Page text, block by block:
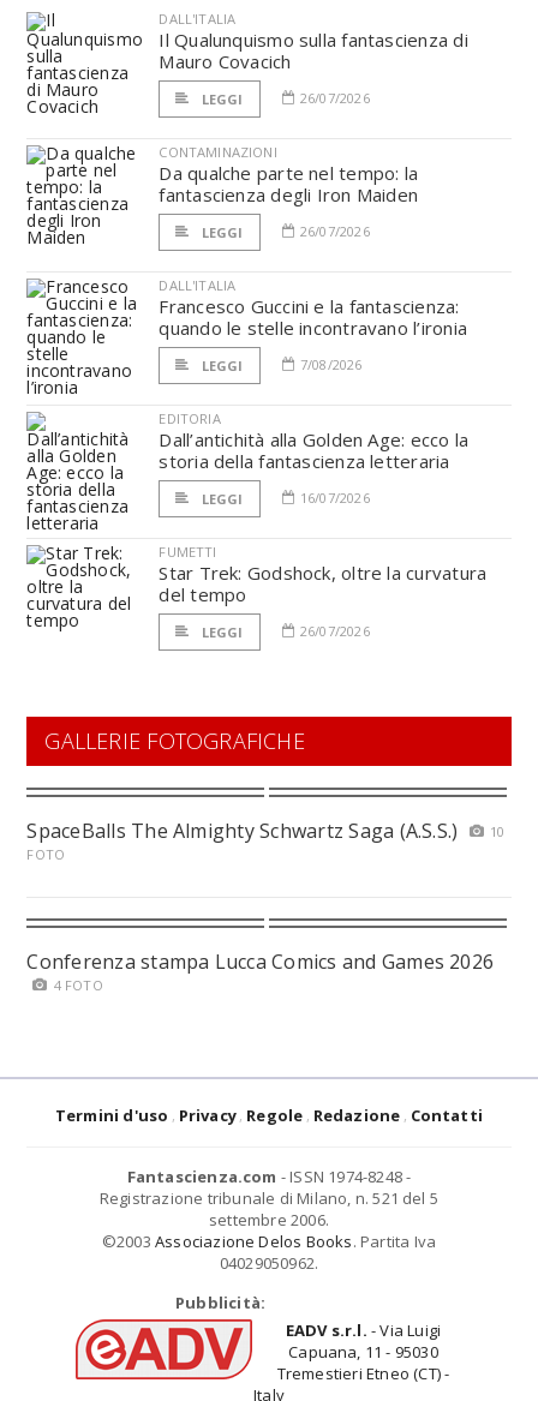
DALL'ITALIA
Il Qualunquismo sulla fantascienza di
Mauro Covacich
LEGGI 26/07/2026
CONTAMINAZIONI
Da qualche parte nel tempo: la
fantascienza degli Iron Maiden
LEGGI 26/07/2026
DALL'ITALIA
Francesco Guccini e la fantascienza:
quando le stelle incontravano l’ironia
LEGGI 7/08/2026
EDITORIA
Dall’antichità alla Golden Age: ecco la
storia della fantascienza letteraria
LEGGI 16/07/2026
FUMETTI
Star Trek: Godshock, oltre la curvatura
del tempo
LEGGI 26/07/2026
GALLERIE FOTOGRAFICHE
SpaceBalls The Almighty Schwartz Saga (A.S.S.)
10
FOTO
Conferenza stampa Lucca Comics and Games 2026
4 FOTO
Termini d'uso Privacy Regole Redazione Contatti
Fantascienza.com - ISSN 1974-8248 -
Registrazione tribunale di Milano, n. 521 del 5
settembre 2006.
©2003 Associazione Delos Books. Partita Iva
04029050962.
Pubblicità:
EADV s.r.l. - Via Luigi
Capuana, 11 - 95030
Tremestieri Etneo (CT) -
Italy